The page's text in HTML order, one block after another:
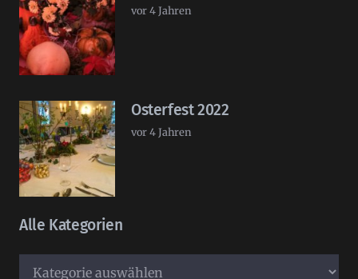
vor 4 Jahren
Osterfest 2022
vor 4 Jahren
Alle Kategorien
Alle